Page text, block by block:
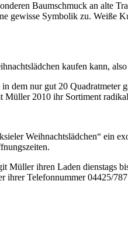
Baumschmuck an alte
gewisse Symbolik zu. Weiße
kaufen kann,
dem nur gut 20 Quadratmeter
Müller 2010 ihr Sortiment
Weihnachtslädchen“ ein
Müller ihren Laden dienstags
ihrer Telefonnummer 04425/